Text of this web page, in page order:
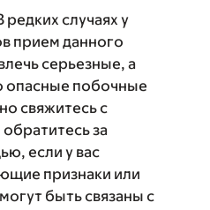
редких случаях у
прием данного
серьезные, а
опасные побочные
свяжитесь с
за
если у вас
признаки или
быть связаны с